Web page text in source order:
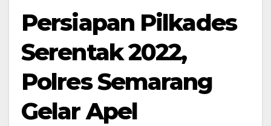
Persiapan Pilkades
Serentak 2022,
Polres Semarang
Gelar Apel